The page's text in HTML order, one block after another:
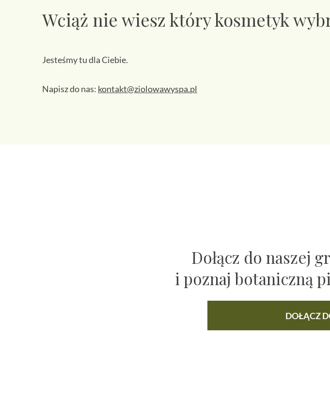
Wciąż nie wiesz który kosmetyk
Jesteśmy tu dla Ciebie.
Napisz do nas: kontakt@ziolowawyspa.pl
Dołącz do naszej
i poznaj botaniczną
DOŁĄCZ